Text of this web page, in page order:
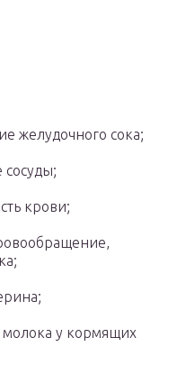
желудочного сока;
крови;
у кормящих